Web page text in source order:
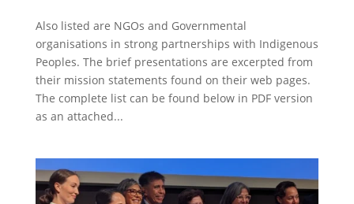
Also listed are NGOs and Governmental
organisations in strong partnerships with Indigenous
Peoples. The brief presentations are excerpted from
their mission statements found on their web pages.
The complete list can be found below in PDF version
as an attached...